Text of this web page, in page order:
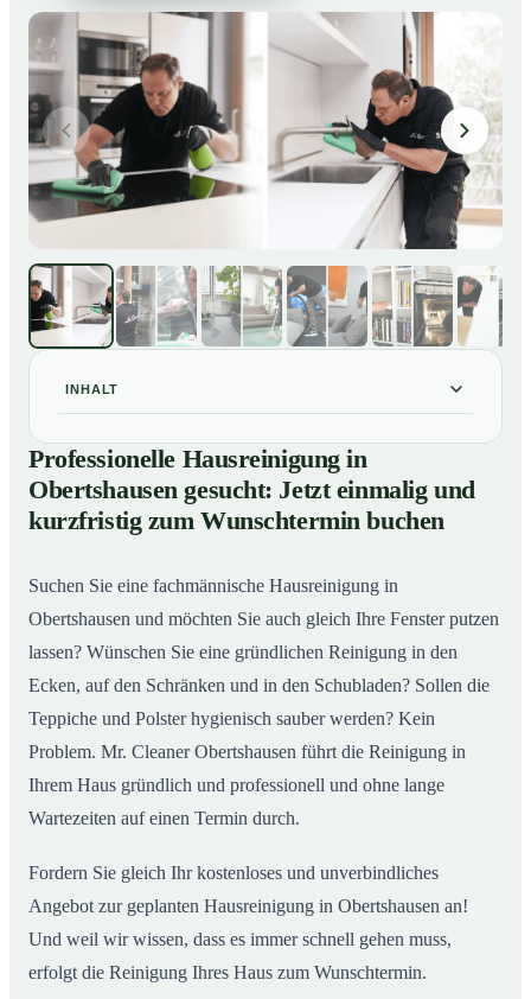
INHALT
01 Professionelle Hausreinigung in Obertshausen
gesucht: Jetzt einmalig und kurzfristig zum
Wunschtermin buchen
02So läuft eine professionelle Hausreinigung in
Professionelle Hausreinigung in
Obertshausen gesucht: Jetzt einmalig und
kurzfristig zum Wunschtermin buchen
Suchen Sie eine fachmännische Hausreinigung in
Obertshausen und möchten Sie auch gleich Ihre Fenster putzen
lassen? Wünschen Sie eine gründlichen Reinigung in den
Ecken, auf den Schränken und in den Schubladen? Sollen die
Teppiche und Polster hygienisch sauber werden? Kein
Problem. Mr. Cleaner Obertshausen führt die Reinigung in
Ihrem Haus gründlich und professionell und ohne lange
Wartezeiten auf einen Termin durch.
Fordern Sie gleich Ihr kostenloses und unverbindliches
Angebot zur geplanten Hausreinigung in Obertshausen an!
Und weil wir wissen, dass es immer schnell gehen muss,
erfolgt die Reinigung Ihres Haus zum Wunschtermin.